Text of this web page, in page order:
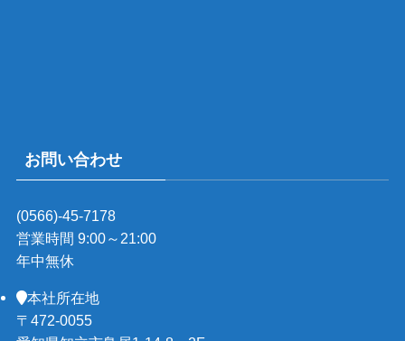
お問い合わせ
(0566)-45-7178
営業時間 9:00～21:00
年中無休
本社所在地
〒472-0055